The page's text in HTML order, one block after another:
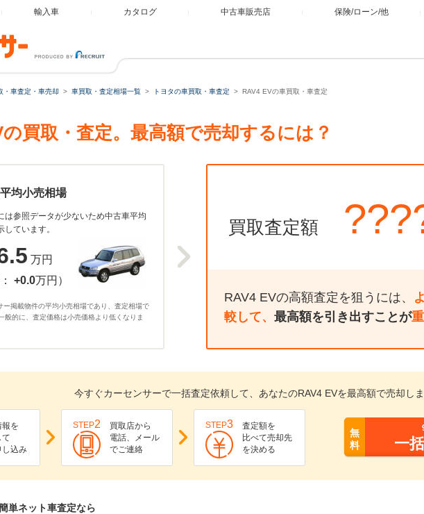
輸入車 カタログ 中古車販売店 保険/ローン/他
・車査定・車売却 車買取・査定相場一覧 トヨタの車買取・車査定 RAV4 EVの車買取・車査定
買取・査定。最高額で売却するには？
均小売相場
は参照データが少ないため中古車平均
ています。
万円
+0.0万円）
掲載物件の平均小売相場であり、査定相場で
般的に、査定価格は小売価格より低くなりま
買取査定額
RAV4 EVの高額査定を狙うには、
較して、 最高額を引き出すことが
今すぐカーセンサーで一括査定依頼して、あなたのRAV4 EVを最高額で売却しま
報を
て
し込み
STEP2
買取店から
電話、メール
でご連絡
STEP3
査定額を
比べて売却先
を決める
無
料
一
単ネット車査定なら